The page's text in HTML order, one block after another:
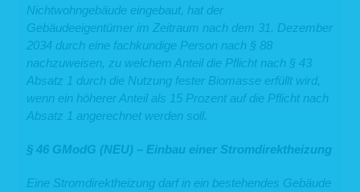
Nichtwohngebäude eingebaut, hat der
Gebäudeeigentümer im Zeitraum nach dem 31. Dezember
2034 durch eine fachkundige Person nach § 88
nachzuweisen, zu welchem Anteil die Pflicht nach § 43
Absatz 1 durch die Nutzung fester Biomasse erfüllt wird,
wenn ein höherer Anteil als 15 Prozent auf die Pflicht nach
Absatz 1 angerechnet werden soll.
§ 46 GModG (NEU) – Einbau einer Stromdirektheizung
Eine Stromdirektheizung darf in ein bestehendes Gebäude
Die Löschung Ihrer personenbezogenen Daten ist zur Erfüllung einer
rechtlichen Verpflichtung nach dem Unionsrecht oder dem Recht der
Mitgliedsstaaten erforderlich, dem wir unterliegen.
Ihre personenbezogenen Daten wurden in Bezug auf angebotene
Dienste der Informationsgesellschaft gemäß Art. 8 Abs. 1 DSGVO
erhoben.
gemäß Art. 17 Abs. 1 DSGVO zu deren Löschung verpflichtet, so treffen wir
unter Berücksichtigung der verfügbaren Technologie und der
Daten verarbeiten, darüber zu informieren, dass Sie als betroffene Person von
Kopien oder Replikationen Ihrer personenbezogenen Daten verlangt haben.